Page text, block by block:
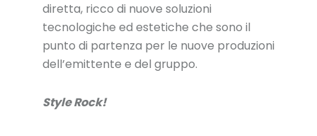
diretta, ricco di nuove soluzioni
tecnologiche ed estetiche che sono il
punto di partenza per le nuove produzioni
dell’emittente e del gruppo.
Style Rock!